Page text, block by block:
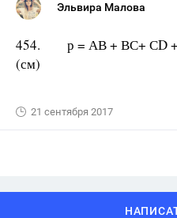
Эльвира Малова
454. р = АВ + ВС+ СD +
(см)
21 сентября 2017